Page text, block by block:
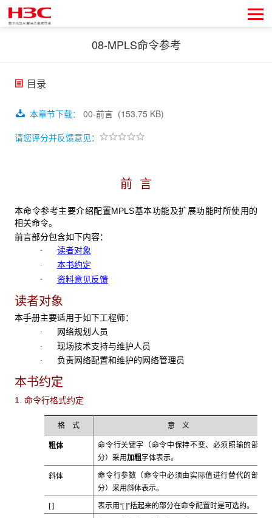
08-MPLS命令参考
目录
本章节下载： 00-前言 (153.75 KB)
请您评分并反馈意见：
前 言
本命令参考主要介绍配置MPLS基本功能及扩展功能时所使用的
相关命令。
前言部分包含如下内容：
· 读者对象
· 本书约定
· 资料意见反馈
读者对象
本手册主要适用于如下工程师：
· 网络规划人员
· 现场技术支持与维护人员
· 负责网络配置和维护的网络管理员
本书约定
1. 命令行格式约定
格 式 意 义
粗体
命令行关键字（命令中保持不变、必须照输的部
分）采用加粗字体表示。
斜体
命令行参数（命令中必须由实际值进行替代的部
分）采用斜体表示。
[ ] 表示用“[ ]”括起来的部分在命令配置时是可选的。